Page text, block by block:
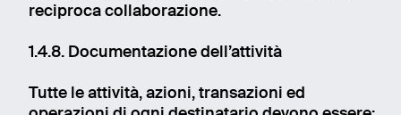
reciproca collaborazione.
1.4.8. Documentazione dell’attività
Tutte le attività, azioni, transazioni ed